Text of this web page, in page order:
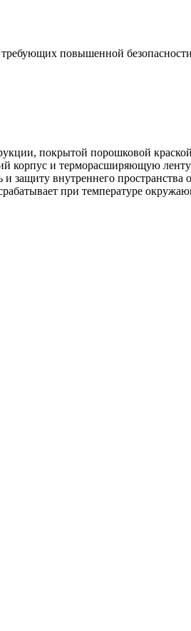
повышенной
покрытой порошковой
корпус и терморасширяющую
внутреннего пространства
при температуре